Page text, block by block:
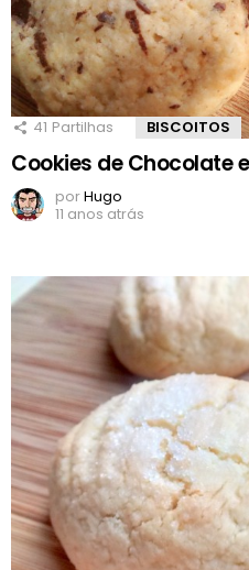
41 Partilhas BISCOITOS
Cookies de Chocolate
porHugo
11 anos atrás